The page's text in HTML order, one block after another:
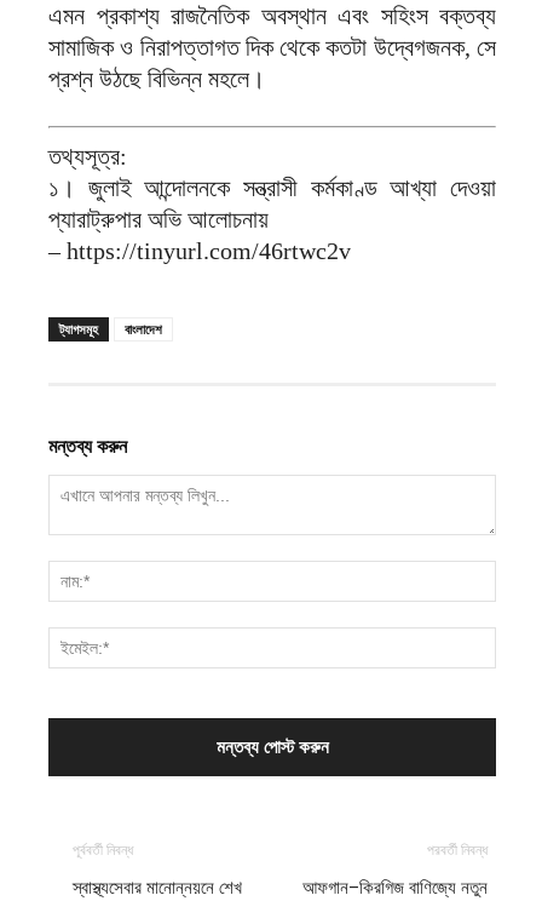
এমন প্রকাশ্য রাজনৈতিক অবস্থান এবং সহিংস বক্তব্য
সামাজিক ও নিরাপত্তাগত দিক থেকে কতটা উদ্বেগজনক, সে
প্রশ্ন উঠছে বিভিন্ন মহলে।
তথ্যসূত্র:
১। জুলাই আন্দোলনকে সন্ত্রাসী কর্মকাণ্ড আখ্যা দেওয়া
প্যারাট্রুপার অভি আলোচনায়
– https://tinyurl.com/46rtwc2v
ট্যাগসমূহ বাংলাদেশ
মন্তব্য করুন
পূর্ববর্তী নিবন্ধ
স্বাস্থ্যসেবার মানোন্নয়নে শেখ
পরবর্তী নিবন্ধ
আফগান–কিরগিজ বাণিজ্যে নতুন